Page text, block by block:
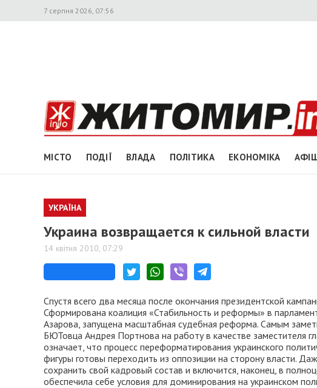
7 серпня 2026, 07:56
МІСТО ПОДІЇ ВЛАДА ПОЛІТИКА ЕКОНОМІКА
УКРАЇНА
Украина возвращается к сильной власти
14 квітня 2010, 07:29
Спустя всего два месяца после окончания президентской
Сформирована коалиция «Стабильность и реформы» в
Азарова, запущена масштабная судебная реформа. Самым
БЮТовца Андрея Портнова на работу в качестве заместителя
означает, что процесс переформатирования украинского
фигуры готовы переходить из оппозиции на сторону власти.
сохранить свой кадровый состав и включится, наконец, в
обеспечила себе условия для доминирования на украинском